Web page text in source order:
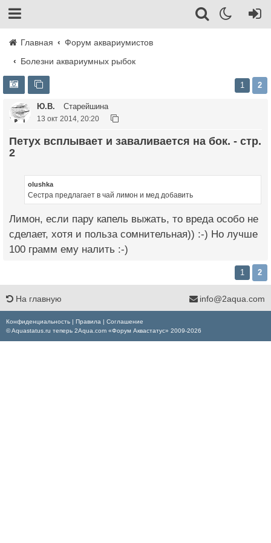
Главная
Форум аквариумистов
Болезни аквариумных рыбок
1 2
Ю.В. Старейшина
13 окт 2014, 20:20
Петух всплывает и заваливается на бок. - стр.
2
olushka
Сестра предлагает в чай лимон и мед добавить
Лимон, если пару капель выжать, то вреда особо не
сделает, хотя и польза сомнительная)) :-) Но лучше
100 грамм ему налить :-)
1 2
На главную info@2aqua.com
Конфиденциальность | Правила | Соглашение
© Aquastatus.ru теперь 2Aqua.com «Форум Аквастатус» 2009-2026